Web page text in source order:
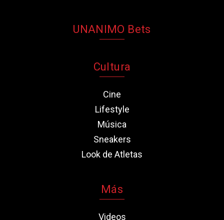
UNANIMO Bets
Cultura
Cine
Lifestyle
Música
Sneakers
Look de Atletas
Más
Videos